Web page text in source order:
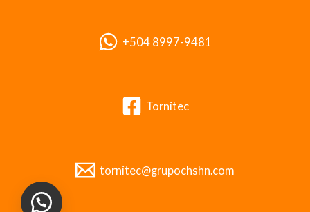
+504 8997-9481
Tornitec
tornitec@grupochshn.com